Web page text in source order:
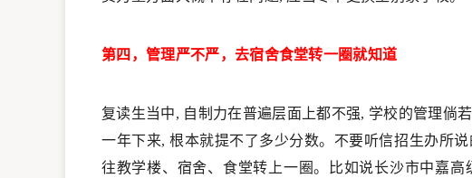
第四，管理严不严，去宿舍食堂转一圈就知道
复读生当中, 自制力在普遍层面上都不强, 学校的管理倘
一年下来, 根本就提不了多少分数。不要听信招生办所
往教学楼、宿舍、食堂转上一圈。比如说长沙市中嘉